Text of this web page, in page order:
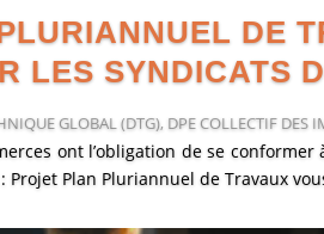
DE
LES SYNDICATS
GLOBAL (DTG), DPE COLLECTIF DES
ont l’obligation de se
Plan Pluriannuel de Travaux